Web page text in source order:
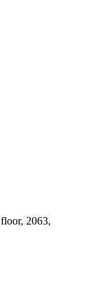
2063,